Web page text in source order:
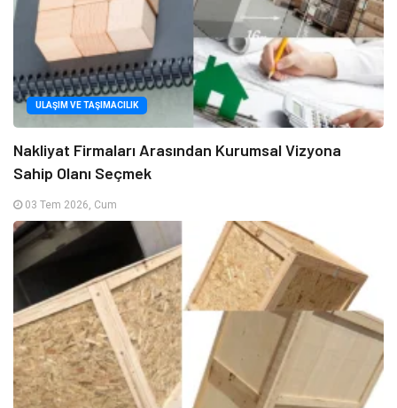
ULAŞIM VE TAŞIMACILIK
Nakliyat Firmaları Arasından Kurumsal Vizyona
Sahip Olanı Seçmek
03 Tem 2026, Cum